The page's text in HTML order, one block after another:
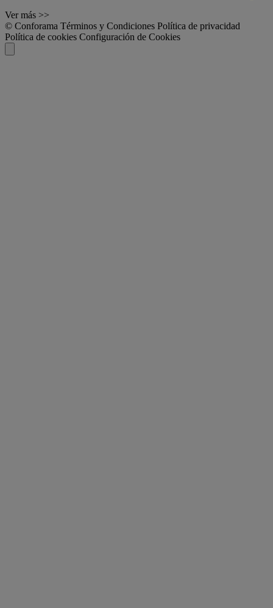
Ver más >>
© Conforama Términos y Condiciones Política de privacidad
Política de cookies Configuración de Cookies